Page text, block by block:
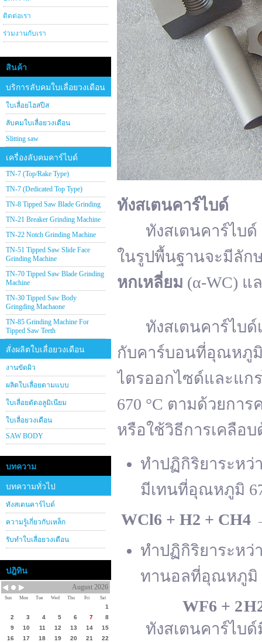
ติดต่อเรา
ร่วมงานกับเรา
สินค้า
บริการลับคมใบเลื่อยวงเดือน
ใบเลื่อยไฮสปีส
ลับคมใบเลื่อยวงเดือน
Slitting saw
เครื่องลับคมคาร์ไบด์
TN-7 (Top/Rake Type)
TN-7 (Dedicated Top Type)
TN-8 Tipped Saw Blade Grinding
TN-21 Breaker Grinding Machine
TN-22 Notch Grinding Machine
TN-51 Tipped Saw Slide Face
Grinding Machine
TN-70 Tipped Saw Blade Grinding
Machine
TN-30 Tipped Saw Body
Gringding Machaone
TN-85 Grinding Machine For
Tipped Saw Teeth
สั่งผลิตใบเลื่อยวงเดือน
งานขัดผิว
ผลิตใบเลื่อยตามแบบ
ใบเลื่อยตัดอลูมิเนียม
ใบเลื่อยวงเดือน
SAW BODY
บทความ
บทความทั่วไป
ทังสเตนคาร์ไบด์
ความรู้เกี่ยวกับเหล็ก
รับทำใบเลื่อยวงเดือน
ปฎิทิน
August 2026
Sun Mon Tue Wed Thu Fri Sat
1
2
3 4 5 6 7
8
9
10 11 12 13 14
15
16
17 18 19 20 21
22
ทังสเตนคาร์ไบด์
ทังสเตนคาร์ไบด์ (
ในรูปพื้นฐานจะมีลัก
หกเหลี่ยม (α-WC) แ
ทังสเตนคาร์ไบด์เ
กับคาร์บอนที่อุณหภูมิ
ไตรออกไซด์และแก
670 °C ตามด้วยกา
หรือใช้วิธีการเคลือบ
ทำปฏิกิริยาระหว่
มีเทนที่อุณหภูมิ
WCl6 + H2 + CH4
ทำปฏิกิริยาระหว่
ทานอลที่อุณหภูมิ
WF6 + 2 H
ทังสเตนคาร์ไบด์มี